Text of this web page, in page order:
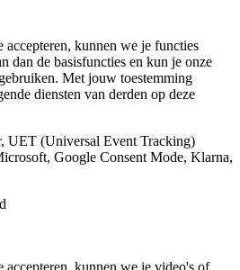
accepteren, kunnen we je functies
dan de basisfuncties en kun je onze
Met jouw toestemming
diensten van derden op deze
UET (Universal Event Tracking)
Google Consent Mode, Klarna,
accepteren, kunnen we je video's of